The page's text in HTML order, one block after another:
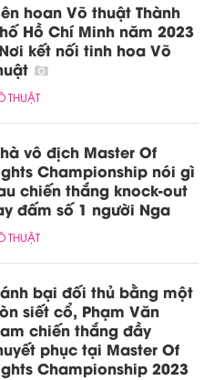
hoan Võ thuật Thành
Hồ Chí Minh năm 2023
kết nối tinh hoa Võ
THUẬT
vô địch Master Of
Championship nói gì
chiến thắng knock-out
đấm số 1 người Nga
THUẬT
bại đối thủ bằng một
siết cổ, Phạm Văn
chiến thắng đầy
phục tại Master Of
Championship 2023